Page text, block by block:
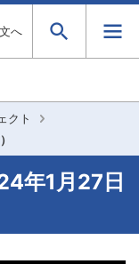
へ
クト
年1月27日